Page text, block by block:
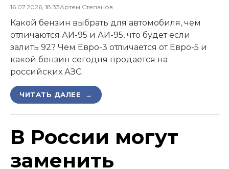
16.07.2026, 18:33Артем Степанов
Какой бензин выбрать для автомобиля, чем
отличаются АИ-95 и АИ-95, что будет если
залить 92? Чем Евро-3 отличается от Евро-5 и
какой бензин сегодня продается на
российских АЗС.
ЧИТАТЬ ДАЛЕЕ →
В России могут
заменить